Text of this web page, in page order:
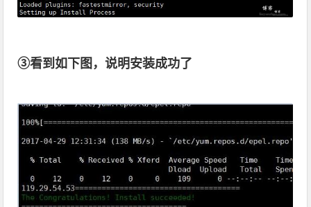
③看到如下图，说明安装成功了